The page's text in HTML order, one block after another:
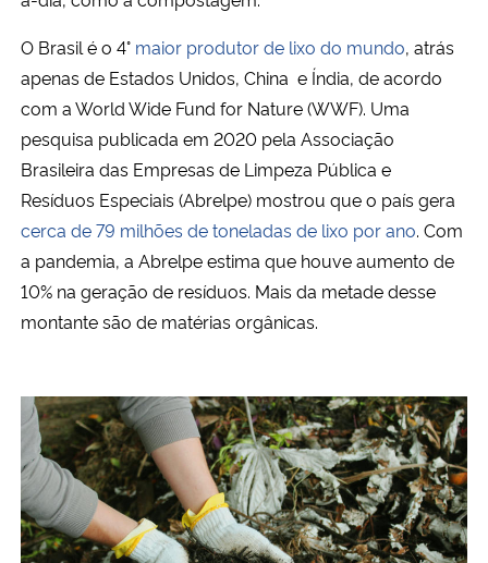
Controladoria-Geral da União
Ministério da Mulher, da Família e dos Direitos Humanos
Secretaria-Geral
Secretaria de Governo
Banco Central do Brasil
Planalto
O Brasil é o 4° maior produtor de lixo do mundo, atrás
apenas de Estados Unidos, China e Índia, de acordo
com a World Wide Fund for Nature (WWF). Uma
pesquisa publicada em 2020 pela Associação
Brasileira das Empresas de Limpeza Pública e
Resíduos Especiais (Abrelpe) mostrou que o país gera
cerca de 79 milhões de toneladas de lixo por ano. Com
a pandemia, a Abrelpe estima que houve aumento de
10% na geração de resíduos. Mais da metade desse
montante são de matérias orgânicas.